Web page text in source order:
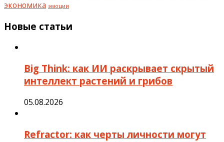
экономика эмоции
Новые статьи
Big Think: как ИИ раскрывает скрытый
интеллект растений и грибов
05.08.2026
Refractor: как черты личности могут